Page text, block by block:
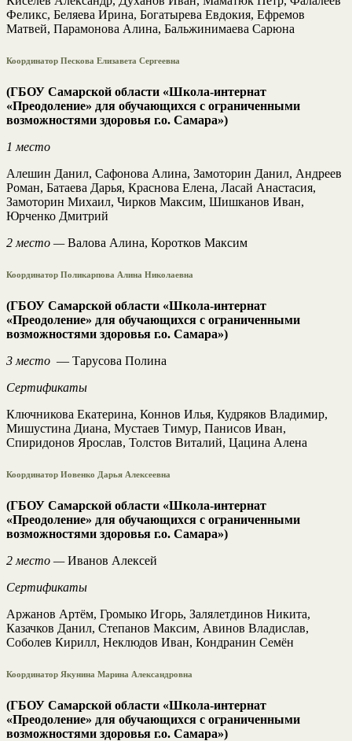
Феликс, Беляева Ирина, Богатырева Евдокия, Ефремов
Матвей, Парамонова Алина, Бальжинимаева Сарюна
Координатор Пескова Елизавета Сергеевна
(ГБОУ Самарской области «Школа-интернат
«Преодоление» для обучающихся с ограниченными
возможностями здоровья г.о. Самара»)
1 место
Алешин Данил, Сафонова Алина, Замоторин Данил, Андреев
Роман, Батаева Дарья, Краснова Елена, Ласай Анастасия,
Замоторин Михаил, Чирков Максим, Шишканов Иван,
Юрченко Дмитрий
2 место —Валова Алина, Коротков Максим
Координатор Поликарпова Алина Николаевна
(ГБОУ Самарской области «Школа-интернат
«Преодоление» для обучающихся с ограниченными
возможностями здоровья г.о. Самара»)
3 место — Тарусова Полина
Сертификаты
Ключникова Екатерина, Коннов Илья, Кудряков Владимир,
Мишустина Диана, Мустаев Тимур, Панисов Иван,
Спиридонов Ярослав, Толстов Виталий, Цацина Алена
Координатор Иовенко Дарья Алексеевна
(ГБОУ Самарской области «Школа-интернат
«Преодоление» для обучающихся с ограниченными
возможностями здоровья г.о. Самара»)
2 место —Иванов Алексей
Сертификаты
Аржанов Артём, Громыко Игорь, Залялетдинов Никита,
Казачков Данил, Степанов Максим, Авинов Владислав,
Соболев Кирилл, Неклюдов Иван, Кондранин Семён
Координатор Якунина Марина Александровна
(ГБОУ Самарской области «Школа-интернат
«Преодоление» для обучающихся с ограниченными
возможностями здоровья г.о. Самара»)